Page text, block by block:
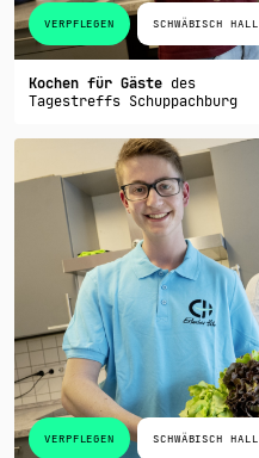
VERPFLEGEN SCHWÄBISCH HALL
Kochen für Gäste des
Tagestreffs Schuppachburg
VERPFLEGEN SCHWÄBISCH HALL